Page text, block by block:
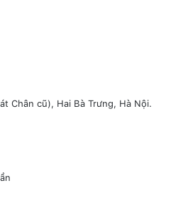
Chân cũ), Hai Bà Trưng, Hà Nội.